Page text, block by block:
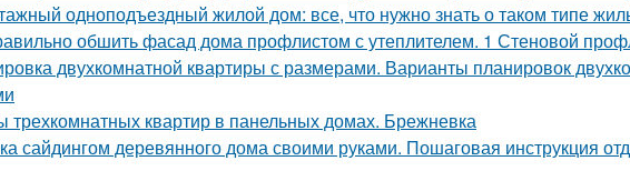
одноподъездный жилой дом: все, что нужно знать о таком типе
обшить фасад дома профлистом с утеплителем. 1 Стеновой
двухкомнатной квартиры с размерами. Варианты планировок
трехкомнатных квартир в панельных домах. Брежневка
сайдингом деревянного дома своими руками. Пошаговая инструкция